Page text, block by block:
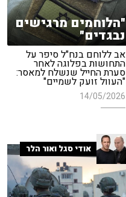
"הלוחמים מרגישים
נבגדים"
אב ללוחם בנח"ל סיפר על
התחושות בפלוגה לאחר
סערת החייל שנשלח למאסר:
"העוול זועק לשמיים"
14/05/2026
אודי סגל ואור הלר